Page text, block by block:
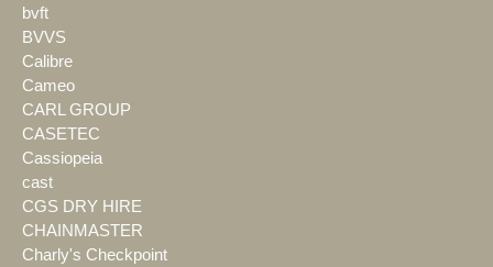
bvft
BVVS
Calibre
Cameo
CARL GROUP
CASETEC
Cassiopeia
cast
CGS DRY HIRE
CHAINMASTER
Charly's Checkpoint